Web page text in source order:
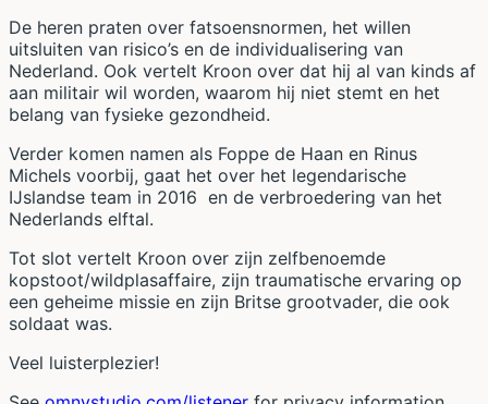
De heren praten over fatsoensnormen, het willen
uitsluiten van risico’s en de individualisering van
Nederland. Ook vertelt Kroon over dat hij al van kinds af
aan militair wil worden, waarom hij niet stemt en het
belang van fysieke gezondheid.
Verder komen namen als Foppe de Haan en Rinus
Michels voorbij, gaat het over het legendarische
IJslandse team in 2016 en de verbroedering van het
Nederlands elftal.
Tot slot vertelt Kroon over zijn zelfbenoemde
kopstoot/wildplasaffaire, zijn traumatische ervaring op
een geheime missie en zijn Britse grootvader, die ook
soldaat was.
Veel luisterplezier!